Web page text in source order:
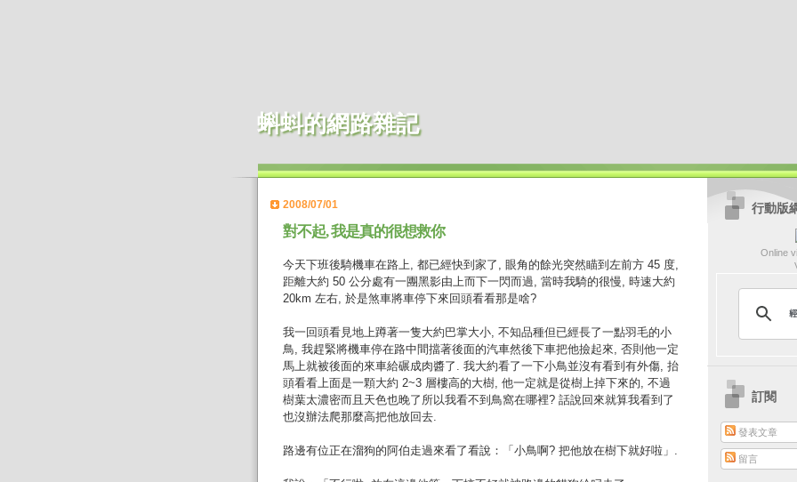
蝌蚪的網路雜記
2008/07/01
對不起, 我是真的很想救你
今天下班後騎機車在路上, 都已經快到家了, 眼角的餘光突然瞄到左前方 45 度,
距離大約 50 公分處有一團黑影由上而下一閃而過, 當時我騎的很慢, 時速大約
20km 左右, 於是煞車將車停下來回頭看看那是啥?
我一回頭看見地上蹲著一隻大約巴掌大小, 不知品種但已經長了一點羽毛的小
鳥, 我趕緊將機車停在路中間擋著後面的汽車然後下車把他撿起來, 否則他一定
馬上就被後面的來車給碾成肉醬了. 我大約看了一下小鳥並沒有看到有外傷, 抬
頭看看上面是一顆大約 2~3 層樓高的大樹, 他一定就是從樹上掉下來的, 不過
樹葉太濃密而且天色也晚了所以我看不到鳥窩在哪裡? 話說回來就算我看到了
也沒辦法爬那麼高把他放回去.
路邊有位正在溜狗的阿伯走過來看了看說：「小鳥啊? 把他放在樹下就好啦」.
行動版
Online
訂閱
發表文章
留言